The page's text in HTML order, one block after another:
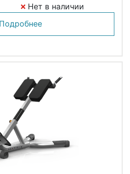
Нет в наличии
Подробнее